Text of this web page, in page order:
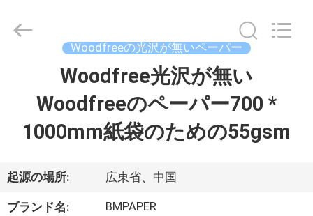
品
Woodfreeの光沢が無いペーパー
Woodfree光沢が無い
Woodfreeのペーパー700 *
1000mm紙袋のための55gsm
起源の場所: 広東省、中国
ブランド名: BMPAPER